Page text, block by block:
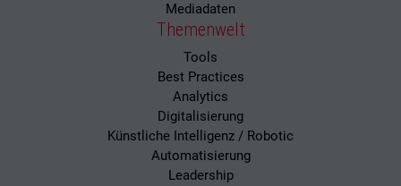
Mediadaten
Themenwelt
Tools
Best Practices
Analytics
Digitalisierung
Künstliche Intelligenz / Robotic
Automatisierung
Leadership